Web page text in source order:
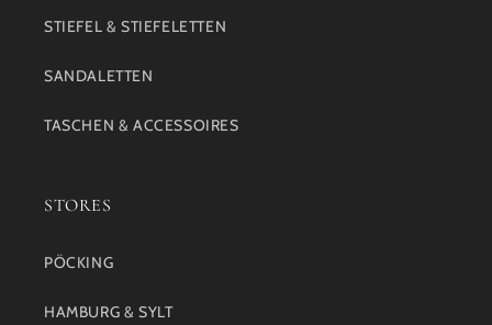
STIEFEL & STIEFELETTEN
SANDALETTEN
TASCHEN & ACCESSOIRES
STORES
PÖCKING
HAMBURG & SYLT